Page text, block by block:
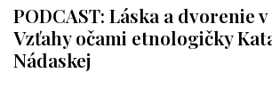
PODCAST: Láska a dvorenie
Vzťahy očami etnologičky
Nádaskej